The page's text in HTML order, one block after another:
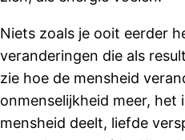
Niets zoals je ooit eerder
veranderingen die als
zie hoe de mensheid
onmenselijkheid meer, het
mensheid deelt, liefde